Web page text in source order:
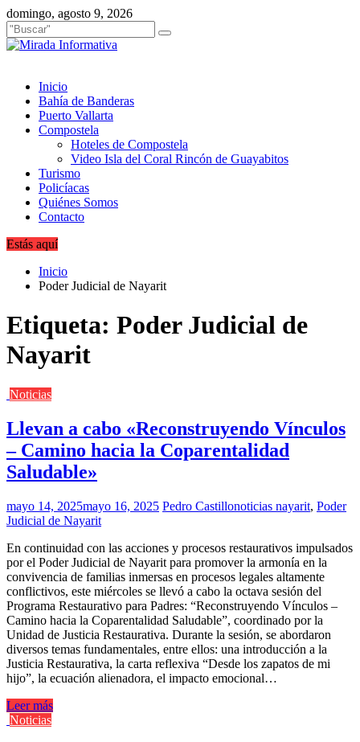
Saltar
al
contenido
domingo, agosto 9, 2026
Inicio
Bahía de Banderas
Puerto Vallarta
Compostela
Hoteles de Compostela
Video Isla del Coral Rincón de Guayabitos
Turismo
Policíacas
Quiénes Somos
Contacto
Estás aquí
Inicio
Poder Judicial de Nayarit
Etiqueta: Poder Judicial de
Nayarit
Noticias
Llevan a cabo «Reconstruyendo Vínculos
– Camino hacia la Coparentalidad
Saludable»
mayo 14, 2025mayo 16, 2025 Pedro Castillonoticias nayarit, Poder
Judicial de Nayarit
En continuidad con las acciones y procesos restaurativos impulsados
por el Poder Judicial de Nayarit para promover la armonía en la
convivencia de familias inmersas en procesos legales altamente
conflictivos, este miércoles se llevó a cabo la octava sesión del
Programa Restaurativo para Padres: “Reconstruyendo Vínculos –
Camino hacia la Coparentalidad Saludable”, coordinado por la
Unidad de Justicia Restaurativa. Durante la sesión, se abordaron
diversos temas fundamentales, entre ellos: una introducción a la
Justicia Restaurativa, la carta reflexiva “Desde los zapatos de mi
hijo”, la ecuación alienadora, el impacto emocional…
Leer más
Noticias